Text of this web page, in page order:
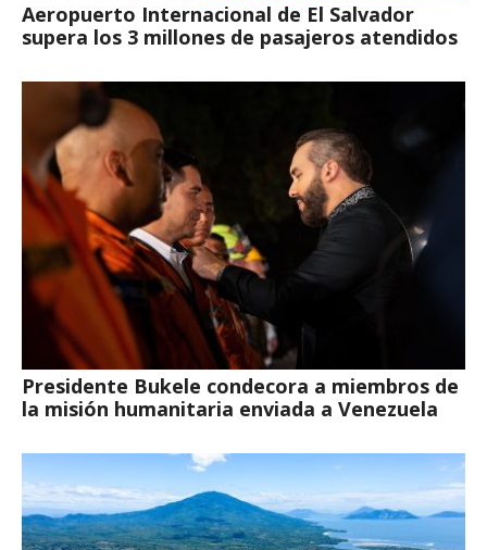
Aeropuerto Internacional de El Salvador
supera los 3 millones de pasajeros atendidos
Presidente Bukele condecora a miembros de
la misión humanitaria enviada a Venezuela